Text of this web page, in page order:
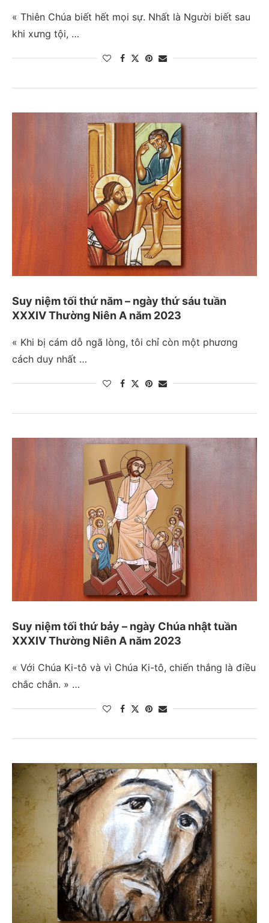
« Thiên Chúa biết hết mọi sự. Nhất là Người biết sau
khi xưng tội, …
Suy niệm tối thứ năm – ngày thứ sáu tuần
XXXIV Thường Niên A năm 2023
« Khi bị cám dỗ ngã lòng, tôi chỉ còn một phương
cách duy nhất …
Suy niệm tối thứ bảy – ngày Chúa nhật tuần
XXXIV Thường Niên A năm 2023
« Với Chúa Ki-tô và vì Chúa Ki-tô, chiến thắng là điều
chắc chắn. » …